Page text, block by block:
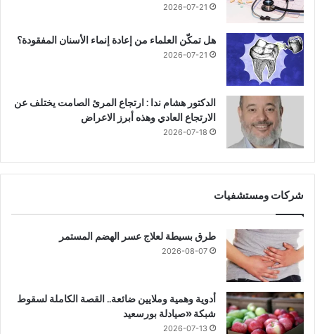
2026-07-21
هل تمكّن العلماء من إعادة إنماء الأسنان المفقودة؟
2026-07-21
الدكتور هشام ندا : ارتجاع المرئ الصامت يختلف عن
الارتجاع العادي وهذه أبرز الاعراض
2026-07-18
شركات ومستشفيات
طرق بسيطة لعلاج عسر الهضم المستمر
2026-08-07
أدوية وهمية وملايين ضائعة.. القصة الكاملة لسقوط
شبكة «صيادلة بورسعيد
2026-07-13